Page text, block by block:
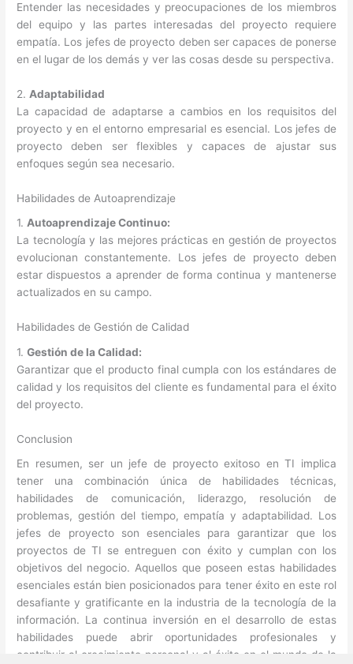
Entender las necesidades y preocupaciones de los miembros
del equipo y las partes interesadas del proyecto requiere
empatía. Los jefes de proyecto deben ser capaces de ponerse
en el lugar de los demás y ver las cosas desde su perspectiva.
2. Adaptabilidad
La capacidad de adaptarse a cambios en los requisitos del
proyecto y en el entorno empresarial es esencial. Los jefes de
proyecto deben ser flexibles y capaces de ajustar sus
enfoques según sea necesario.
Habilidades de Autoaprendizaje
1.Autoaprendizaje Continuo:
La tecnología y las mejores prácticas en gestión de proyectos
evolucionan constantemente. Los jefes de proyecto deben
estar dispuestos a aprender de forma continua y mantenerse
actualizados en su campo.
Habilidades de Gestión de Calidad
1.Gestión de la Calidad:
Garantizar que el producto final cumpla con los estándares de
calidad y los requisitos del cliente es fundamental para el éxito
del proyecto.
Conclusion
En resumen, ser un jefe de proyecto exitoso en TI implica
tener una combinación única de habilidades técnicas,
habilidades de comunicación, liderazgo, resolución de
problemas, gestión del tiempo, empatía y adaptabilidad. Los
jefes de proyecto son esenciales para garantizar que los
proyectos de TI se entreguen con éxito y cumplan con los
objetivos del negocio. Aquellos que poseen estas habilidades
esenciales están bien posicionados para tener éxito en este rol
desafiante y gratificante en la industria de la tecnología de la
información. La continua inversión en el desarrollo de estas
habilidades puede abrir oportunidades profesionales y
contribuir al crecimiento personal y al éxito en el mundo de la